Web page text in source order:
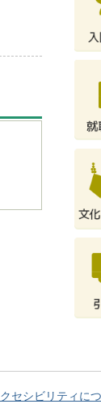
セシビリティに